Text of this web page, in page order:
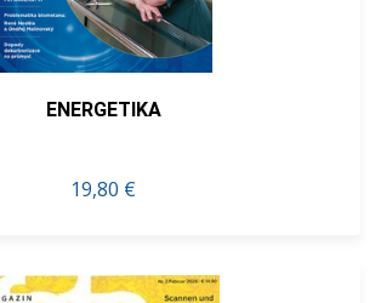
ENERGETIKA
19,80 €